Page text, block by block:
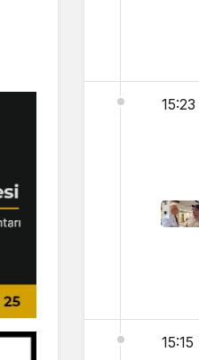
15:23
15:15